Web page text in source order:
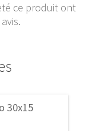
ce produit ont